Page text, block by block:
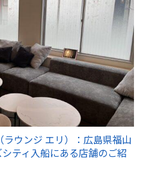
ラウンジ エリ）：広島県福山
ティ入船にある店舗のご紹